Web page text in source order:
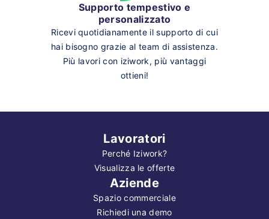
Supporto tempestivo e
personalizzato
Ricevi quotidianamente il supporto di cui
hai bisogno grazie al team di assistenza.
Più lavori con iziwork, più vantaggi
ottieni!
Lavoratori
Perché Iziwork?
Visualizza le offerte
Aziende
Spazio commerciale
Richiedi una demo